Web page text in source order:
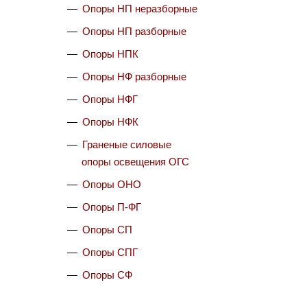
Опоры НП неразборные
Опоры НП разборные
Опоры НПК
Опоры НФ разборные
Опоры НФГ
Опоры НФК
Граненые силовые
опоры освещения ОГС
Опоры ОНО
Опоры П-ФГ
Опоры СП
Опоры СПГ
Опоры СФ